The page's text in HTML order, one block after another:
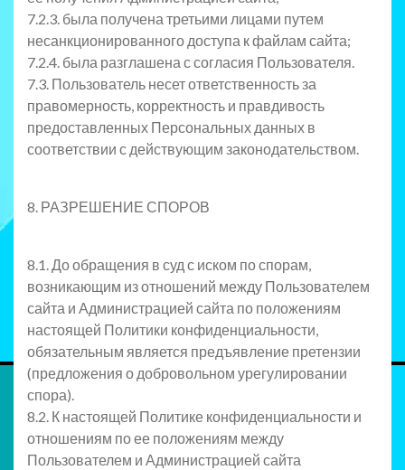
7.2.3. была получена третьими лицами путем
несанкционированного доступа к файлам сайта;
7.2.4. была разглашена с согласия Пользователя.
7.3. Пользователь несет ответственность за
правомерность, корректность и правдивость
предоставленных Персональных данных в
соответствии с действующим законодательством.
8. РАЗРЕШЕНИЕ СПОРОВ
8.1. До обращения в суд с иском по спорам,
возникающим из отношений между Пользователем
сайта и Администрацией сайта по положениям
настоящей Политики конфиденциальности,
обязательным является предъявление претензии
(предложения о добровольном урегулировании
спора).
8.2. К настоящей Политике конфиденциальности и
отношениям по ее положениям между
Пользователем и Администрацией сайта